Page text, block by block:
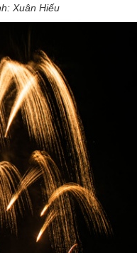
Xuân Hiếu